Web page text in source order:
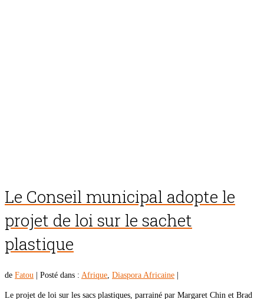
Le Conseil municipal adopte le
projet de loi sur le sachet
plastique
de Fatou Posté dans : Afrique, Diaspora Africaine
Le projet de loi sur les sacs plastiques, parrainé par Margaret Chin et Brad